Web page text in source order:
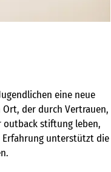
eine neue
Ort, der durch Vertrauen,
outback stiftung leben,
Erfahrung unterstützt die